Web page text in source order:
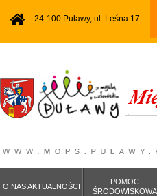
24-100 Puławy, ul. Leśna 17
O NAS AKTUALNOŚCI
POMOC
ŚRODOWISKOWA